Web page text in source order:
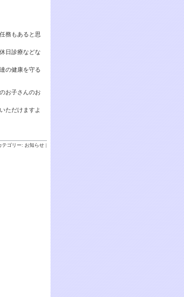
務もあると思
日診療などな
の健康を守る
お子さんのお
ただけますよ
テゴリー: お知らせ |